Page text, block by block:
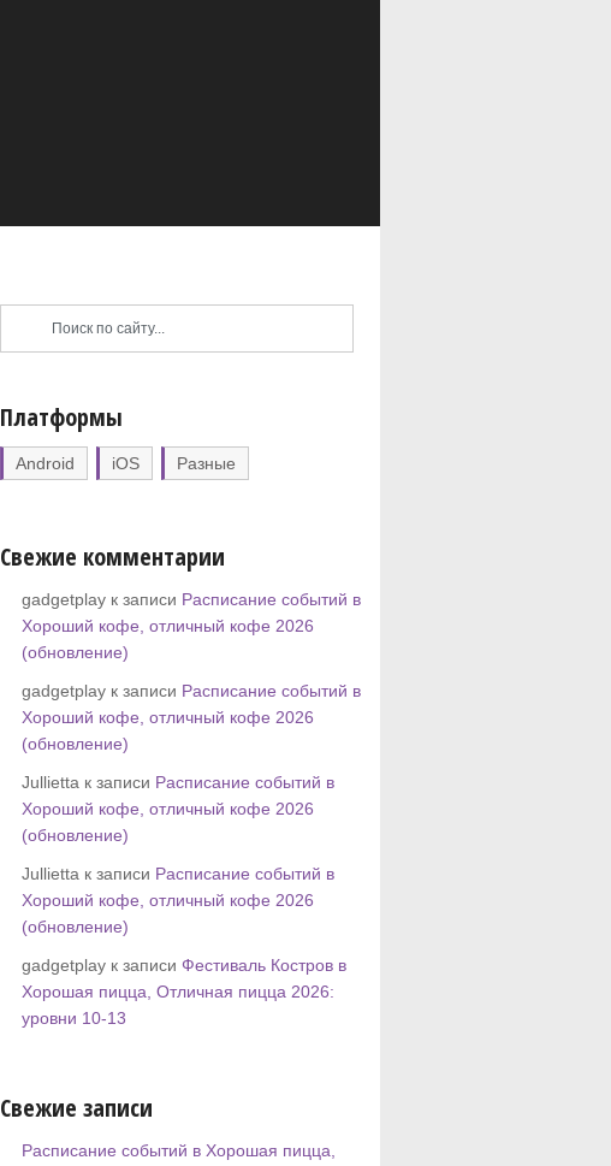
Платформы
Android iOS Разные
Свежие комментарии
gadgetplay к записи Расписание событий в
Хороший кофе, отличный кофе 2026
(обновление)
gadgetplay к записи Расписание событий в
Хороший кофе, отличный кофе 2026
(обновление)
Jullietta к записи Расписание событий в
Хороший кофе, отличный кофе 2026
(обновление)
Jullietta к записи Расписание событий в
Хороший кофе, отличный кофе 2026
(обновление)
gadgetplay к записи Фестиваль Костров в
Хорошая пицца, Отличная пицца 2026:
уровни 10-13
Свежие записи
Расписание событий в Хорошая пицца,